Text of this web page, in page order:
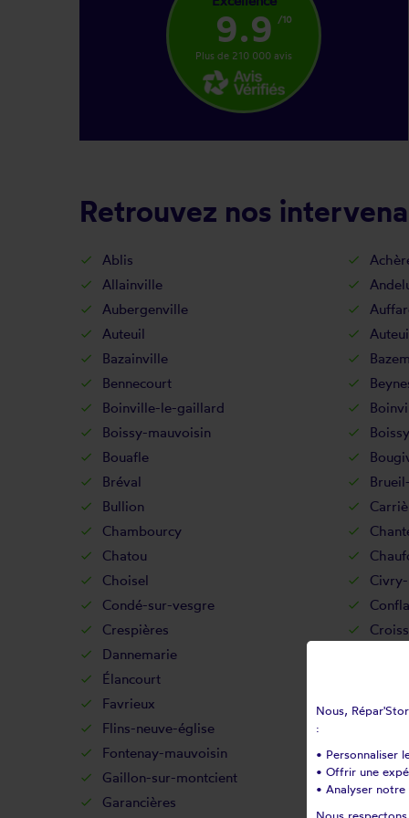
9.9 /10
Plus de 210 000 avis
Retrouvez nos
Ablis
Allainville
Aubergenville
Auteuil
Bazainville
Bennecourt
Boinville-le-gaillard
Boissy-mauvoisin
Bouafle
Bréval
Bullion
Chambourcy
Chatou
Choisel
Condé-sur-vesgre
Crespières
Dannemarie
Élancourt
Favrieux
Flins-neuve-église
Fontenay-mauvoisin
Gaillon-sur-montcient
Garancières
Nous,
:
• Personnaliser
• Offrir une
• Analyser notre